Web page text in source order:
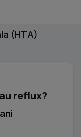
(HTA)
reflux?